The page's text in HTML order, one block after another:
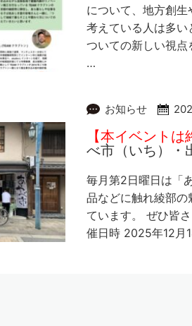
について、地方創
考えている人は多
ついての新しい視点
…
お知らせ
【本イベントは
べ市（いち）・
毎月第2日曜日は「
品などに触れ綾部の
ています。 ぜひ皆
催日時 2025年12